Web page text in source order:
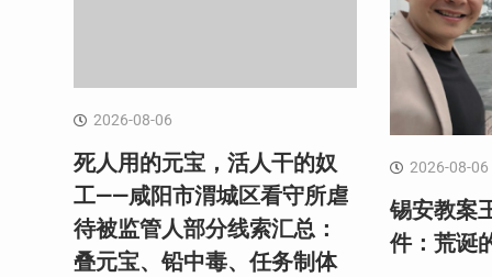
2026-08-06
死人用的元宝，活人干的奴
工——咸阳市渭城区看守所虐
待被监管人部分线索汇总：
叠元宝、铅中毒、任务制体
2026-08-06
锡安教案
件：荒诞